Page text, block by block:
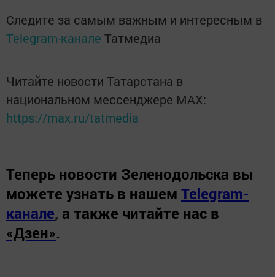
Следите за самым важным и интересным в
Telegram-канале Татмедиа
Читайте новости Татарстана в
национальном мессенджере MАХ:
https://max.ru/tatmedia
Теперь новости Зеленодольска вы
можете узнать в нашем Telegram-
канале, а также читайте нас в
«Дзен».